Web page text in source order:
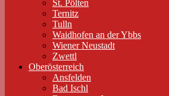
St. Pölten
Ternitz
Tulln
Waidhofen an der Ybbs
Wiener Neustadt
Zwettl
Oberösterreich
Ansfelden
Bad Ischl